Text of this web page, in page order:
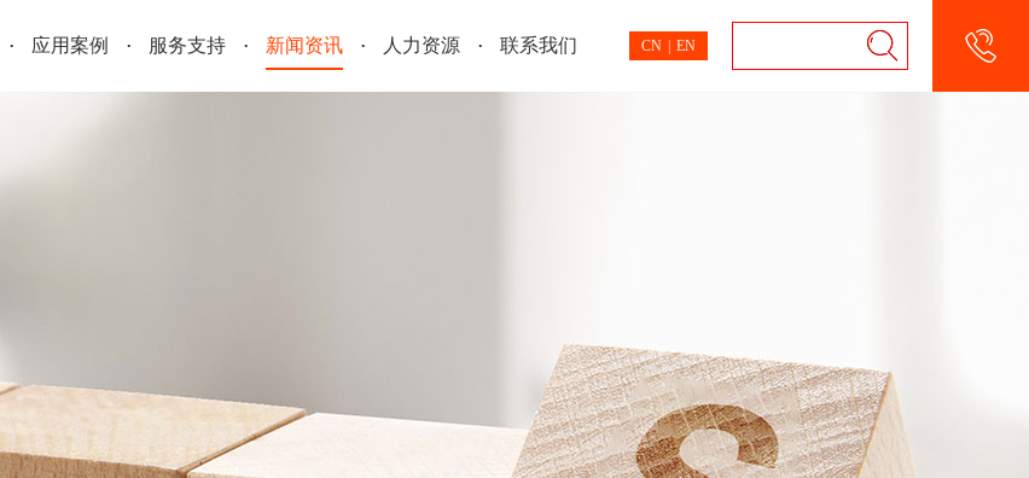
应用案例 服务支持 新闻资讯 人力资源 联系我们 CN EN